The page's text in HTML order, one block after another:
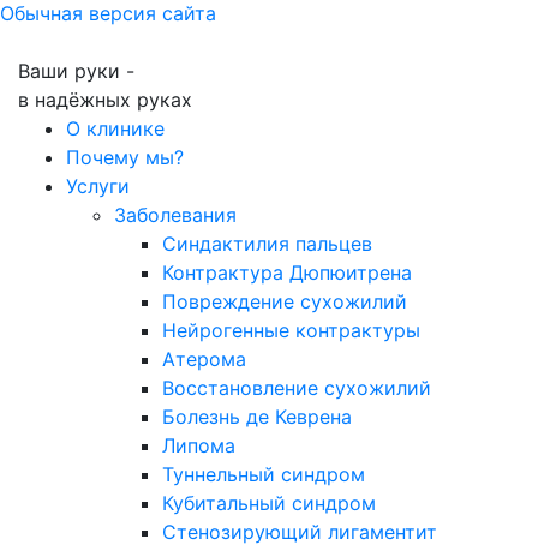
Обычная версия сайта
Ваши руки -
в надёжных руках
О клинике
Почему мы?
Услуги
Заболевания
Синдактилия пальцев
Контрактура Дюпюитрена
Повреждение сухожилий
Нейрогенные контрактуры
Атерома
Восстановление сухожилий
Болезнь де Кеврена
Липома
Туннельный синдром
Кубитальный синдром
Стенозирующий лигаментит